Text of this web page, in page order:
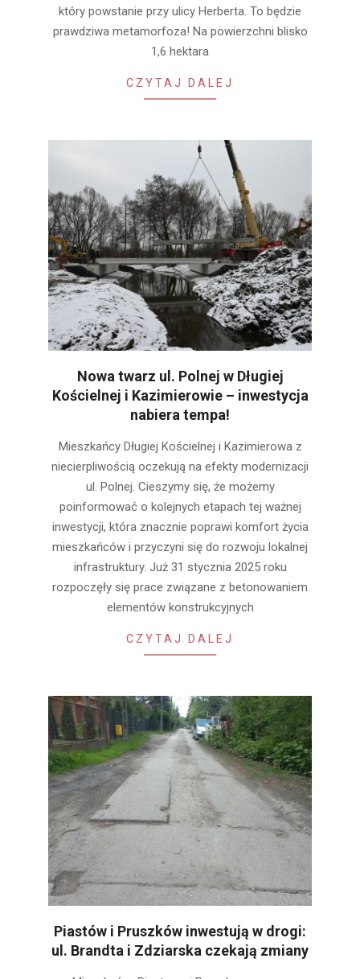
który powstanie przy ulicy Herberta. To będzie
prawdziwa metamorfoza! Na powierzchni blisko
1,6 hektara
CZYTAJ DALEJ
Nowa twarz ul. Polnej w Długiej
Kościelnej i Kazimierowie – inwestycja
nabiera tempa!
02-
15
Mieszkańcy Długiej Kościelnej i Kazimierowa z
niecierpliwością oczekują na efekty modernizacji
ul. Polnej. Cieszymy się, że możemy
poinformować o kolejnych etapach tej ważnej
inwestycji, która znacznie poprawi komfort życia
mieszkańców i przyczyni się do rozwoju lokalnej
infrastruktury. Już 31 stycznia 2025 roku
rozpoczęły się prace związane z betonowaniem
elementów konstrukcyjnych
CZYTAJ DALEJ
Piastów i Pruszków inwestują w drogi:
ul. Brandta i Zdziarska czekają zmiany